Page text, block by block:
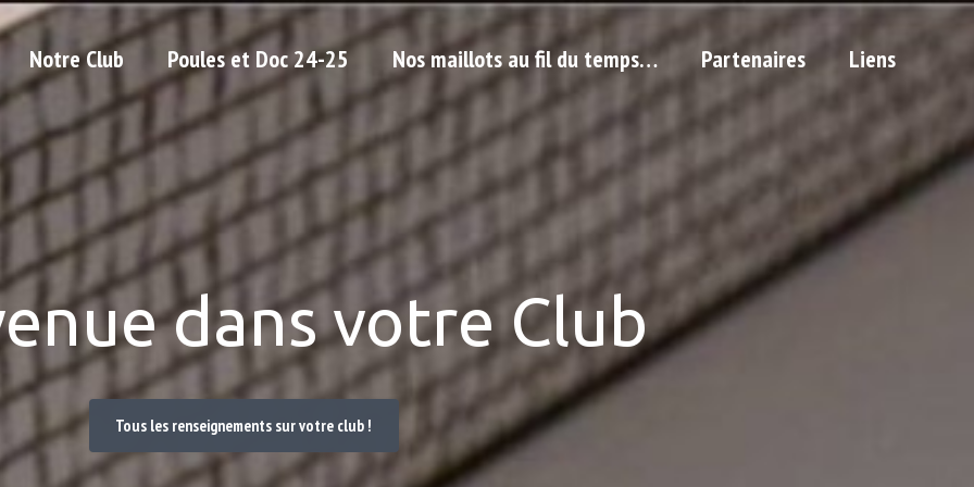
Notre Club Poules et Doc 24-25 Nos maillots au fil du temps… Partenaires Liens
dans votre Club
Tous les renseignements sur votre club !